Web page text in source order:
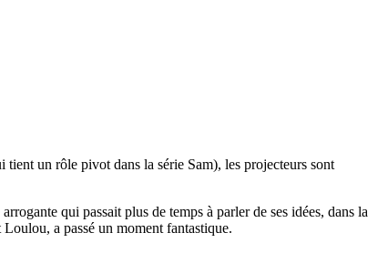
un rôle pivot dans la série Sam), les projecteurs sont
qui passait plus de temps à parler de ses idées, dans la
a passé un moment fantastique.